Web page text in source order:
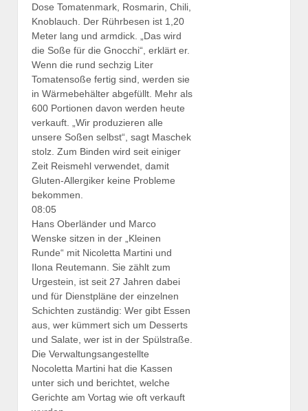
Dose Tomatenmark, Rosmarin, Chili,
Knoblauch. Der Rührbesen ist 1,20
Meter lang und armdick.
„Das wird
die Soße für die Gnocchi“, erklärt er.
Wenn die rund sechzig Liter
Tomatensoße fertig sind, werden sie
in Wärmebehälter abgefüllt. Mehr als
600 Portionen davon werden heute
verkauft. „Wir produzieren alle
unsere Soßen selbst“, sagt Maschek
stolz. Zum Binden wird seit einiger
Zeit Reismehl verwendet, damit
Gluten-Allergiker keine Probleme
bekommen.
08:05
Hans Oberländer und Marco
Wenske sitzen in der „Kleinen
Runde“ mit Nicoletta Martini und
Ilona Reutemann. Sie zählt zum
Urgestein, ist seit 27 Jahren dabei
und für Dienstpläne der einzelnen
Schichten zuständig: Wer gibt Essen
aus, wer kümmert sich um Desserts
und Salate, wer ist in der Spülstraße.
Die Verwaltungsangestellte
Nocoletta Martini hat die Kassen
unter sich und berichtet, welche
Gerichte am Vortag wie oft verkauft